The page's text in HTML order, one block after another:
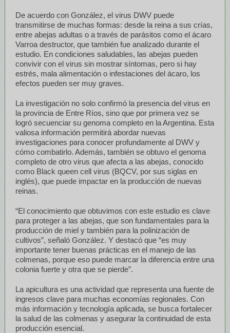
De acuerdo con González, el virus DWV puede
transmitirse de muchas formas: desde la reina a sus crías,
entre abejas adultas o a través de parásitos como el ácaro
Varroa destructor, que también fue analizado durante el
estudio. En condiciones saludables, las abejas pueden
convivir con el virus sin mostrar síntomas, pero si hay
estrés, mala alimentación o infestaciones del ácaro, los
efectos pueden ser muy graves.
La investigación no solo confirmó la presencia del virus en
la provincia de Entre Ríos, sino que por primera vez se
logró secuenciar su genoma completo en la Argentina. Esta
valiosa información permitirá abordar nuevas
investigaciones para conocer profundamente al DWV y
cómo combatirlo. Además, también se obtuvo el genoma
completo de otro virus que afecta a las abejas, conocido
como Black queen cell virus (BQCV, por sus siglas en
inglés), que puede impactar en la producción de nuevas
reinas.
“El conocimiento que obtuvimos con este estudio es clave
para proteger a las abejas, que son fundamentales para la
producción de miel y también para la polinización de
cultivos”, señaló González. Y destacó que “es muy
importante tener buenas prácticas en el manejo de las
colmenas, porque eso puede marcar la diferencia entre una
colonia fuerte y otra que se pierde”.
La apicultura es una actividad que representa una fuente de
ingresos clave para muchas economías regionales. Con
más información y tecnología aplicada, se busca fortalecer
la salud de las colmenas y asegurar la continuidad de esta
producción esencial.